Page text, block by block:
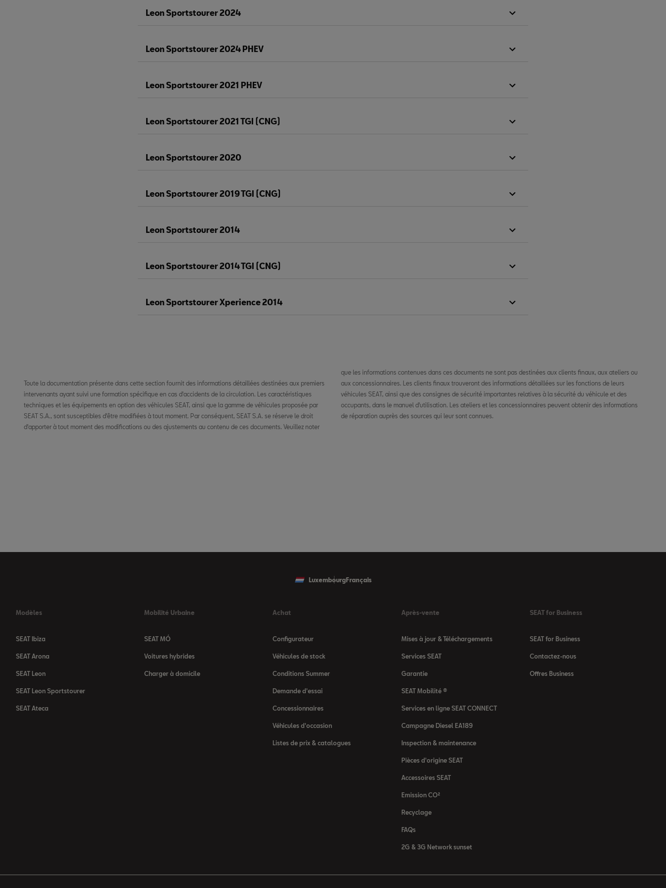
Leon Sportstourer 2024
Leon Sportstourer 2024 PHEV
Leon Sportstourer 2021 PHEV
Leon Sportstourer 2021 TGI (CNG)
Leon Sportstourer 2020
Leon Sportstourer 2019 TGI (CNG)
Leon Sportstourer 2014
Leon Sportstourer 2014 TGI (CNG)
Leon Sportstourer Xperience 2014
Toute la documentation présente dans cette section fournit des informations détaillées destinées aux premiers
intervenants ayant suivi une formation spécifique en cas d'accidents de la circulation. Les caractéristiques
techniques et les équipements en option des véhicules SEAT, ainsi que la gamme de véhicules proposée par
SEAT S.A., sont susceptibles d'être modifiées à tout moment. Par conséquent, SEAT S.A. se réserve le droit
d'apporter à tout moment des modifications ou des ajustements au contenu de ces documents. Veuillez noter
que les informations contenues dans ces documents ne sont pas destinées aux clients finaux, aux ateliers ou
aux concessionnaires. Les clients finaux trouveront des informations détaillées sur les fonctions de leurs
véhicules SEAT, ainsi que des consignes de sécurité importantes relatives à la sécurité du véhicule et des
occupants, dans le manuel d'utilisation. Les ateliers et les concessionnaires peuvent obtenir des informations
de réparation auprès des sources qui leur sont connues.
LuxembourgFrançais
Modèles
SEAT Ibiza
SEAT Arona
SEAT Leon
SEAT Leon Sportstourer
SEAT Ateca
Mobilité Urbaine
SEAT MÓ
Voitures hybrides
Charger à domicile
Achat
Configurateur
Véhicules de stock
Conditions Summer
Demande d'essai
Concessionnaires
Véhicules d'occasion
Listes de prix & catalogues
Après-vente
Mises à jour & Téléchargements
Services SEAT
Garantie
SEAT Mobilité ®
Services en ligne SEAT CONNECT
Campagne Diesel EA189
Inspection & maintenance
Pièces d'origine SEAT
Accessoires SEAT
Emission CO²
Recyclage
FAQs
2G & 3G Network sunset
SEAT for Business
SEAT for Business
Contactez-nous
Offres Business